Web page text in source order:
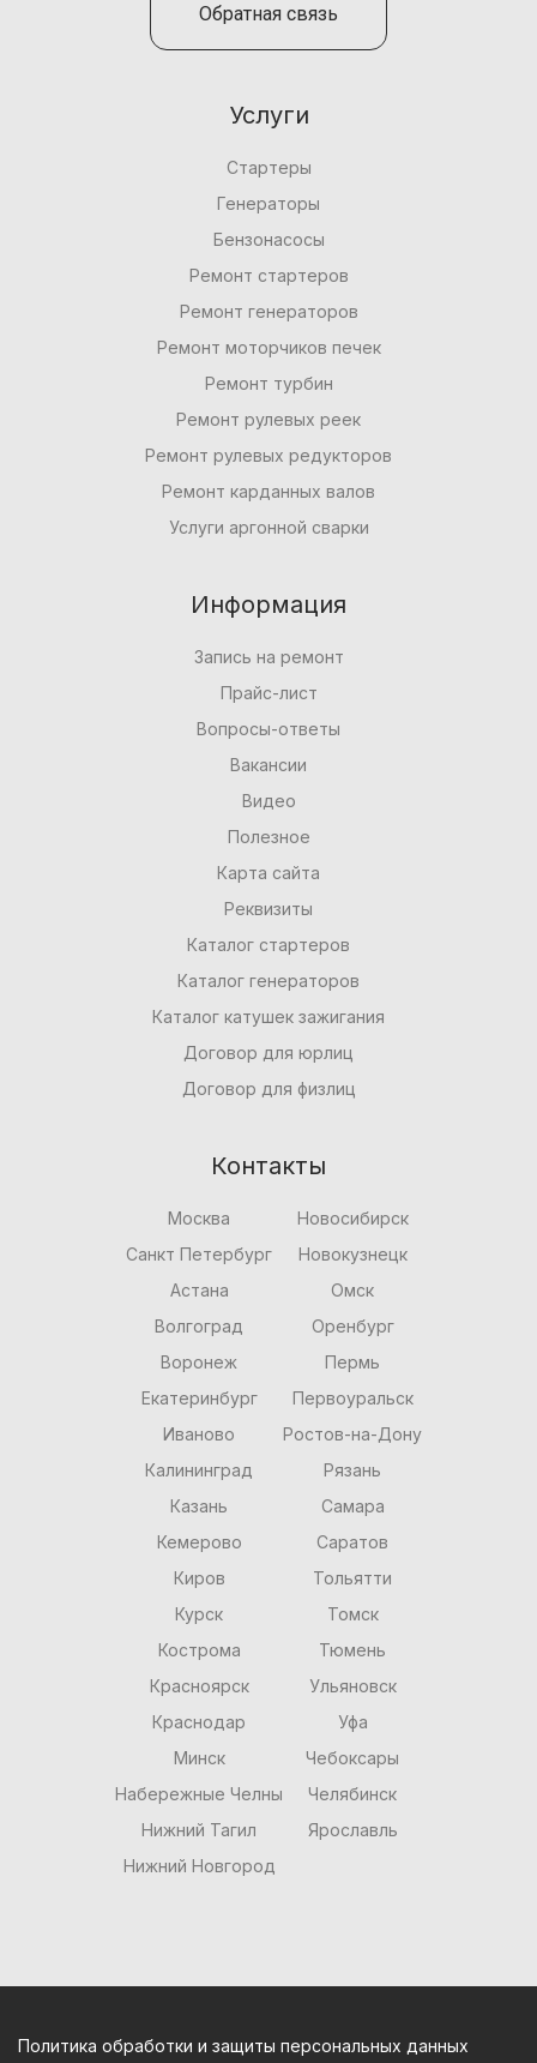
Обратная связь
Услуги
Стартеры
Генераторы
Бензонасосы
Ремонт стартеров
Ремонт генераторов
Ремонт моторчиков печек
Ремонт турбин
Ремонт рулевых реек
Ремонт рулевых редукторов
Ремонт карданных валов
Услуги аргонной сварки
Информация
Запись на ремонт
Прайс-лист
Вопросы-ответы
Вакансии
Видео
Полезное
Карта сайта
Реквизиты
Каталог стартеров
Каталог генераторов
Каталог катушек зажигания
Договор для юрлиц
Договор для физлиц
Контакты
Москва
Санкт Петербург
Астана
Волгоград
Воронеж
Екатеринбург
Иваново
Калининград
Казань
Кемерово
Киров
Курск
Кострома
Красноярск
Краснодар
Минск
Набережные Челны
Нижний Тагил
Нижний Новгород
Новосибирск
Новокузнецк
Омск
Оренбург
Пермь
Первоуральск
Ростов-на-Дону
Рязань
Самара
Саратов
Тольятти
Томск
Тюмень
Ульяновск
Уфа
Чебоксары
Челябинск
Ярославль
Политика обработки и защиты персональных данных